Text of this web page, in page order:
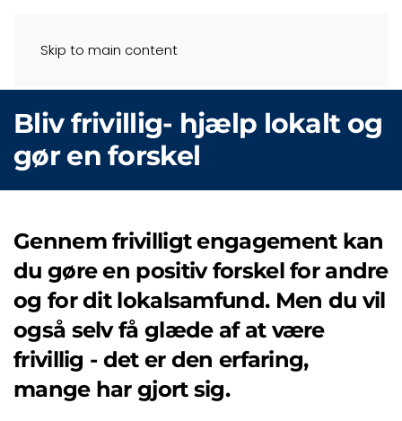
Skip to main content
Bliv frivillig- hjælp lokalt og
gør en forskel
Gennem frivilligt engagement kan
du gøre en positiv forskel for andre
og for dit lokalsamfund. Men du vil
også selv få glæde af at være
frivillig - det er den erfaring,
mange har gjort sig.